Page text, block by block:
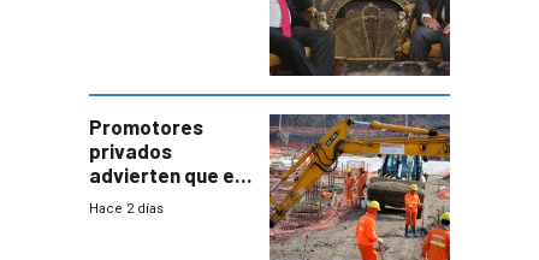
enorme
potencial
Promotores
privados
advierten que el
nuevo convenio
Hace 2 días